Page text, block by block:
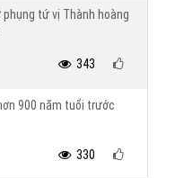
tứ vị Thành hoàng
343
900 năm tuổi trước
330